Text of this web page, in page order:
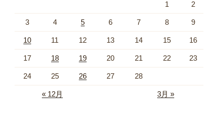
1 2
3 4 5 6 7 8 9
10 11 12 13 14 15 16
17 18 19 20 21 22 23
24 25 26 27 28
« 12月 3月 »